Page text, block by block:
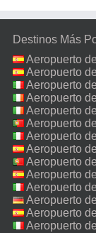
Destinos Más
Aeropuerto
Aeropuerto
Aeropuerto
Aeropuerto
Aeropuerto
Aeropuerto
Aeropuerto
Roma
Aeropuerto
Aeropuerto
Aeropuerto
Aeropuerto
Malpensa
Aeropuerto
Aeropuerto
Aeropuerto